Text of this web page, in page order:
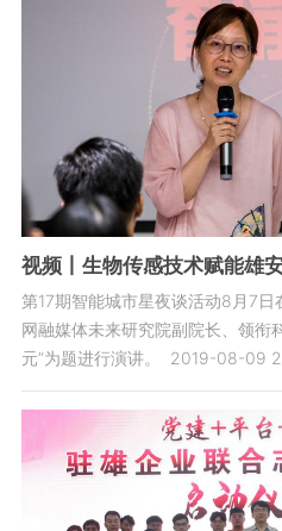
视频丨生物传感技术赋能雄
第17期智能城市星夜谈活动8月7
网融媒体未来研究院副院长、领衔
元”为题进行演讲。
2019-08-09